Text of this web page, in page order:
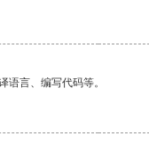
言、编写代码等。